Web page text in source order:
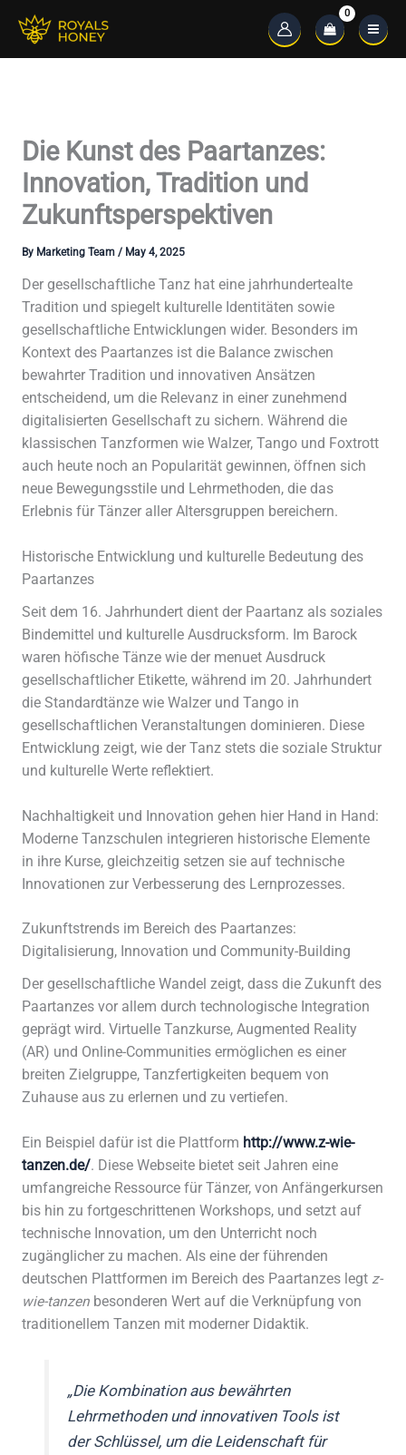
content
Main
Die Kunst des Paartanzes:
Innovation, Tradition und
Zukunftsperspektiven
By Marketing Team / May 4, 2025
Der gesellschaftliche Tanz hat eine jahrhundertealte
Tradition und spiegelt kulturelle Identitäten sowie
gesellschaftliche Entwicklungen wider. Besonders im
Kontext des Paartanzes ist die Balance zwischen
bewahrter Tradition und innovativen Ansätzen
entscheidend, um die Relevanz in einer zunehmend
digitalisierten Gesellschaft zu sichern. Während die
klassischen Tanzformen wie Walzer, Tango und Foxtrott
auch heute noch an Popularität gewinnen, öffnen sich
neue Bewegungsstile und Lehrmethoden, die das
Erlebnis für Tänzer aller Altersgruppen bereichern.
Historische Entwicklung und kulturelle Bedeutung des
Paartanzes
Seit dem 16. Jahrhundert dient der Paartanz als soziales
Bindemittel und kulturelle Ausdrucksform. Im Barock
waren höfische Tänze wie der menuet Ausdruck
gesellschaftlicher Etikette, während im 20. Jahrhundert
die Standardtänze wie Walzer und Tango in
gesellschaftlichen Veranstaltungen dominieren. Diese
Entwicklung zeigt, wie der Tanz stets die soziale Struktur
und kulturelle Werte reflektiert.
Nachhaltigkeit und Innovation gehen hier Hand in Hand:
Moderne Tanzschulen integrieren historische Elemente
in ihre Kurse, gleichzeitig setzen sie auf technische
Innovationen zur Verbesserung des Lernprozesses.
Zukunftstrends im Bereich des Paartanzes:
Digitalisierung, Innovation und Community-Building
Der gesellschaftliche Wandel zeigt, dass die Zukunft des
Paartanzes vor allem durch technologische Integration
geprägt wird. Virtuelle Tanzkurse, Augmented Reality
(AR) und Online-Communities ermöglichen es einer
breiten Zielgruppe, Tanzfertigkeiten bequem von
Zuhause aus zu erlernen und zu vertiefen.
Ein Beispiel dafür ist die Plattform http://www.z-wie-
tanzen.de/. Diese Webseite bietet seit Jahren eine
umfangreiche Ressource für Tänzer, von Anfängerkursen
bis hin zu fortgeschrittenen Workshops, und setzt auf
technische Innovation, um den Unterricht noch
zugänglicher zu machen. Als eine der führenden
deutschen Plattformen im Bereich des Paartanzes legt z-
wie-tanzenbesonderen Wert auf die Verknüpfung von
traditionellem Tanzen mit moderner Didaktik.
„Die Kombination aus bewährten
Lehrmethoden und innovativen Tools ist
der Schlüssel, um die Leidenschaft für